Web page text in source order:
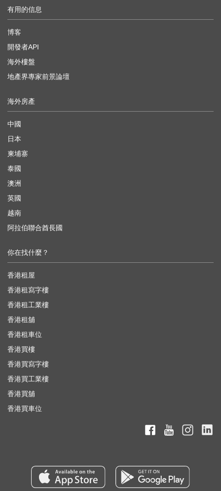
有用的信息
博客
開發者API
海外樓盤
地產界專家前景論壇
海外房產
中國
日本
柬埔寨
泰國
澳洲
英國
越南
阿拉伯聯合酋長國
你在找什麼？
香港租屋
香港租寫字樓
香港租工業樓
香港租舖
香港租車位
香港買樓
香港買寫字樓
香港買工業樓
香港買舖
香港買車位